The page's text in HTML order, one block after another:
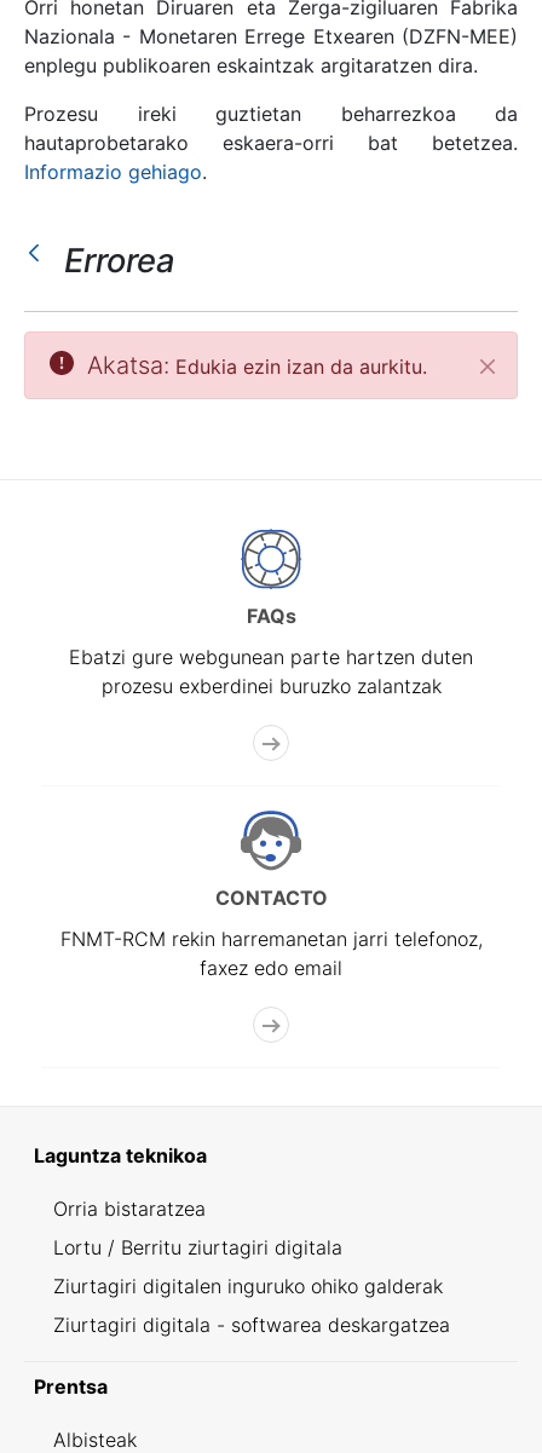
Erakutsi/Ezkutatu
Orri honetan Diruaren eta Zerga-zigiluaren Fabrika
Nazionala - Monetaren Errege Etxearen (DZFN-MEE)
enplegu publikoaren eskaintzak argitaratzen dira.
Prozesu ireki guztietan beharrezkoa da
hautaprobetarako eskaera-orri bat betetzea.
Informazio gehiago.
Errorea
Itxi
Akatsa: Edukia ezin izan da aurkitu.
FAQs
Ebatzi gure webgunean parte hartzen duten
prozesu exberdinei buruzko zalantzak
CONTACTO
FNMT-RCM rekin harremanetan jarri telefonoz,
faxez edo email
Laguntza teknikoa
Orria bistaratzea
Lortu / Berritu ziurtagiri digitala
Ziurtagiri digitalen inguruko ohiko galderak
Ziurtagiri digitala - softwarea deskargatzea
Prentsa
Albisteak